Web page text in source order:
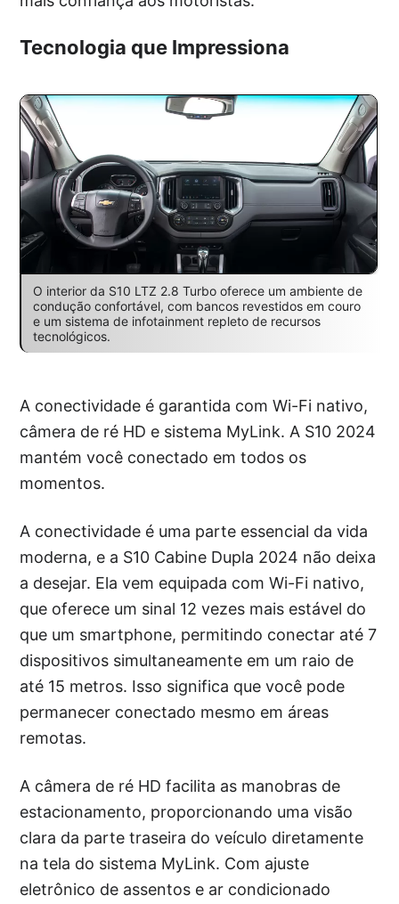
Tecnologia que Impressiona
O interior da S10 LTZ 2.8 Turbo oferece um ambiente de
condução confortável, com bancos revestidos em couro
e um sistema de infotainment repleto de recursos
tecnológicos.
A conectividade é garantida com Wi-Fi nativo,
câmera de ré HD e sistema MyLink. A S10 2024
mantém você conectado em todos os
momentos.
A conectividade é uma parte essencial da vida
moderna, e a S10 Cabine Dupla 2024 não deixa
a desejar. Ela vem equipada com Wi-Fi nativo,
que oferece um sinal 12 vezes mais estável do
que um smartphone, permitindo conectar até 7
dispositivos simultaneamente em um raio de
até 15 metros. Isso significa que você pode
permanecer conectado mesmo em áreas
remotas.
A câmera de ré HD facilita as manobras de
estacionamento, proporcionando uma visão
clara da parte traseira do veículo diretamente
na tela do sistema MyLink. Com ajuste
eletrônico de assentos e ar condicionado